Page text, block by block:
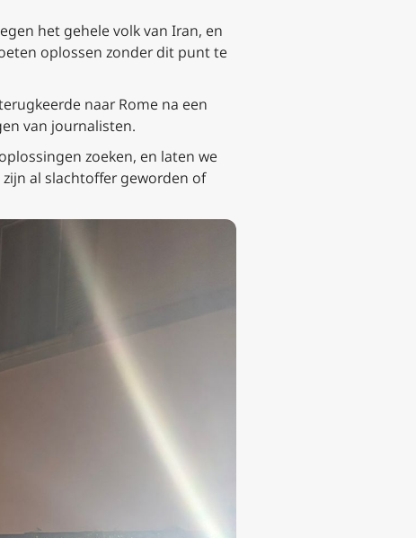
het gehele volk van Iran, en
oplossen zonder dit punt te
naar Rome na een
van journalisten.
zoeken, en laten we
zijn al slachtoffer geworden of